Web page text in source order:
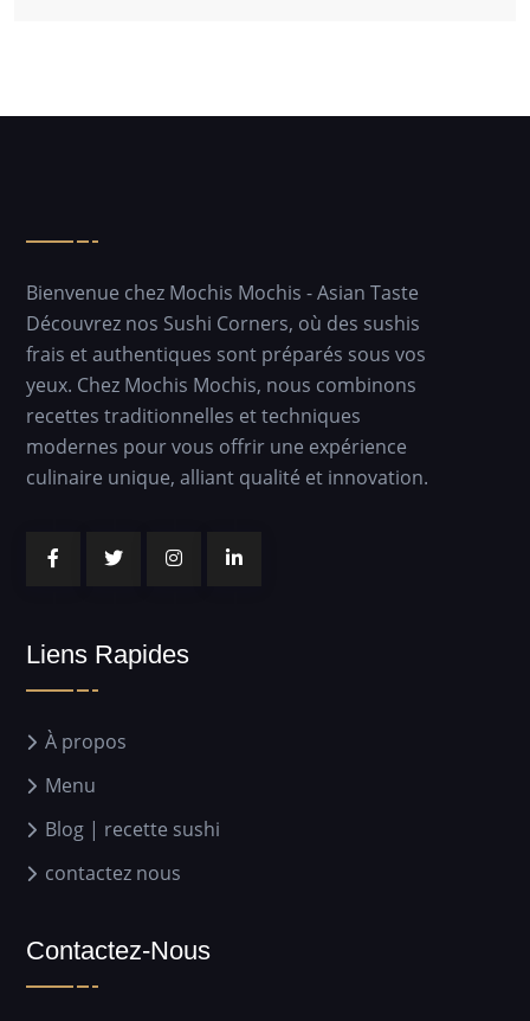
Bienvenue chez Mochis Mochis - Asian Taste
Découvrez nos Sushi Corners, où des sushis
frais et authentiques sont préparés sous vos
yeux. Chez Mochis Mochis, nous combinons
recettes traditionnelles et techniques
modernes pour vous offrir une expérience
culinaire unique, alliant qualité et innovation.
Liens Rapides
À propos
Menu
Blog | recette sushi
contactez nous
Contactez-Nous